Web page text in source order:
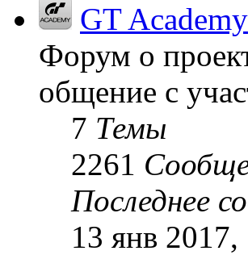
GT Academy
Форум о
общение с
7 Темы
2261
Последнее
13 янв 2017,